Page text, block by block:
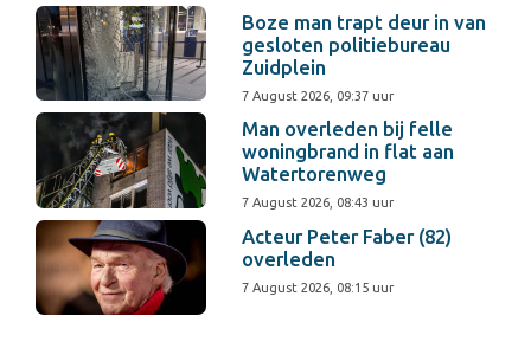
Boze man trapt deur in van
gesloten politiebureau
Zuidplein
7 August 2026, 09:37 uur
Man overleden bij felle
woningbrand in flat aan
Watertorenweg
7 August 2026, 08:43 uur
Acteur Peter Faber (82)
overleden
7 August 2026, 08:15 uur